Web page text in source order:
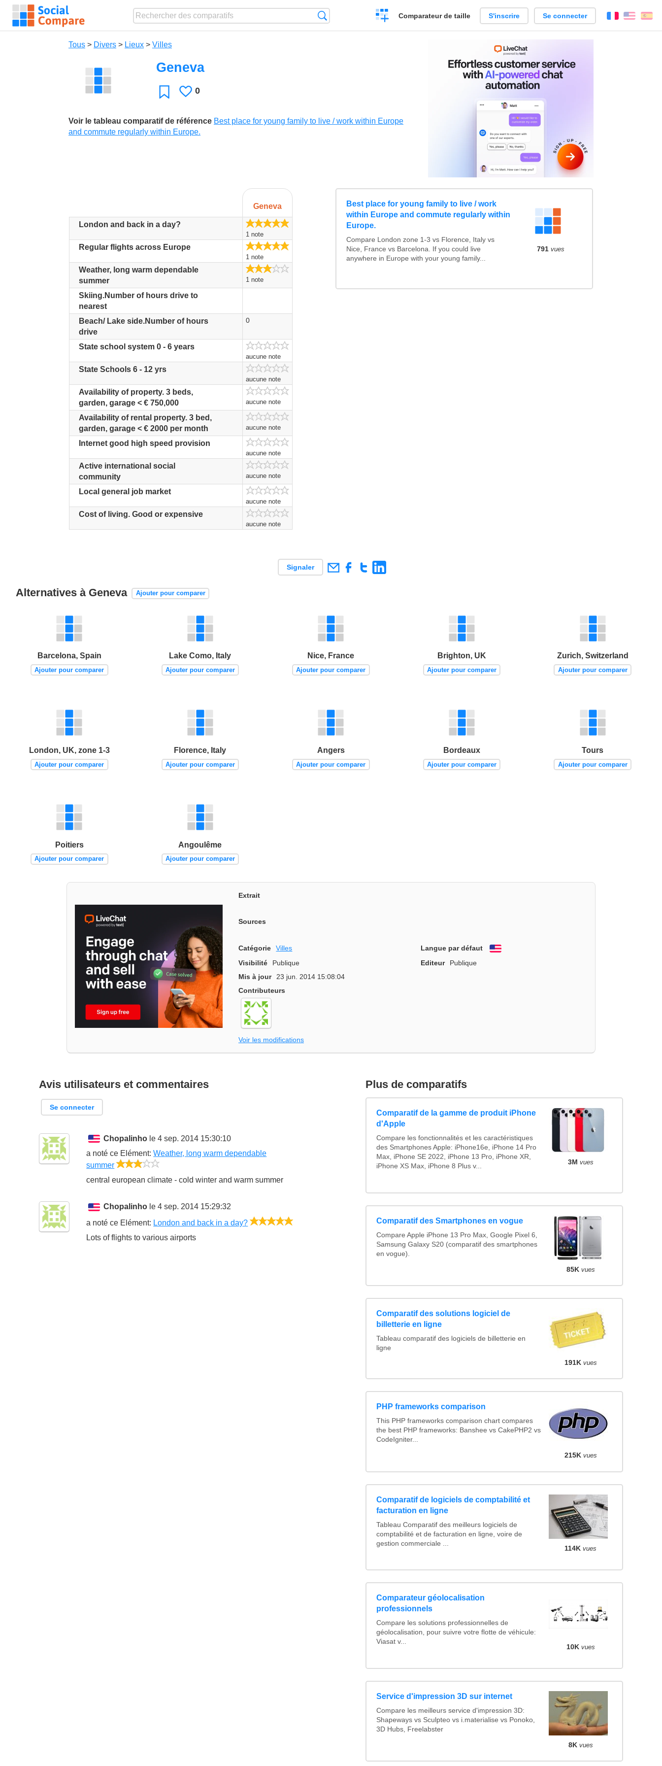
Créer
un
Comparateur de taille S'inscrire Se connecter FrançaisEnglish
Tous > Divers > Lieux > Villes
Geneva
Favori J'aime
0
Voir le tableau comparatif de référence Best place for young family to live / work within Europe
and commute regularly within Europe.
Geneva
London and back in a day? 5.0/5
1 note
Regular flights across Europe 5.0/5
1 note
Weather, long warm dependable
summer
3.0/5
1 note
Skiing.Number of hours drive to
nearest
Beach/ Lake side.Number of hours
drive
0
State school system 0 - 6 years
aucune note
State Schools 6 - 12 yrs
aucune note
Availability of property. 3 beds,
garden, garage < € 750,000
aucune note
Availability of rental property. 3 bed,
garden, garage < € 2000 per month
aucune note
Internet good high speed provision
aucune note
Active international social
community
aucune note
Local general job market
aucune note
Cost of living. Good or expensive
aucune note
Best place for young family to live / work
within Europe and commute regularly within
Europe.
Compare London zone 1-3 vs Florence, Italy vs
Nice, France vs Barcelona. If you could live
anywhere in Europe with your young family...
791 vues
Signaler
Alternatives à Geneva Ajouter pour comparer
Barcelona, Spain
Ajouter pour comparer
Lake Como, Italy
Ajouter pour comparer
Nice, France
Ajouter pour comparer
Brighton, UK
Ajouter pour comparer
Zurich, Switzerland
Ajouter pour comparer
London, UK, zone 1-3
Ajouter pour comparer
Florence, Italy
Ajouter pour comparer
Angers
Ajouter pour comparer
Bordeaux
Ajouter pour comparer
Tours
Ajouter pour comparer
Poitiers
Ajouter pour comparer
Angoulême
Ajouter pour comparer
Extrait
Sources
Catégorie Villes Langue par défaut
English
Visibilité
Publique Editeur
Publique
Mis à jour
23 jun. 2014 15:08:04
Contributeurs
Voir les modifications
Avis utilisateurs et commentaires
Se connecter
Chopalinhole 4 sep. 2014 15:30:10
a noté ce Elément:Weather, long warm dependable
summer
central european climate - cold winter and warm summer
Chopalinhole 4 sep. 2014 15:29:32
a noté ce Elément: London and back in a day?
Lots of flights to various airports
Plus de comparatifs
Comparatif de la gamme de produit iPhone
d'Apple
Compare les fonctionnalités et les caractéristiques
des Smartphones Apple: iPhone16e, iPhone 14 Pro
Max, iPhone SE 2022, iPhone 13 Pro, iPhone XR,
iPhone XS Max, iPhone 8 Plus v...
3M vues
Comparatif des Smartphones en vogue
Compare Apple iPhone 13 Pro Max, Google Pixel 6,
Samsung Galaxy S20 (comparatif des smartphones
en vogue).
85K vues
Comparatif des solutions logiciel de
billetterie en ligne
Tableau comparatif des logiciels de billetterie en
ligne
191K vues
PHP frameworks comparison
This PHP frameworks comparison chart compares
the best PHP frameworks: Banshee vs CakePHP2 vs
CodeIgniter...
215K vues
Comparatif de logiciels de comptabilité et
facturation en ligne
Tableau Comparatif des meilleurs logiciels de
comptabilité et de facturation en ligne, voire de
gestion commerciale ...
114K vues
Comparateur géolocalisation
professionnels
Compare les solutions professionnelles de
géolocalisation, pour suivre votre flotte de véhicule:
Viasat v...
10K vues
Service d'impression 3D sur internet
Compare les meilleurs service d'impression 3D:
Shapeways vs Sculpteo vs i.materialise vs Ponoko,
3D Hubs, Freelabster
8K vues